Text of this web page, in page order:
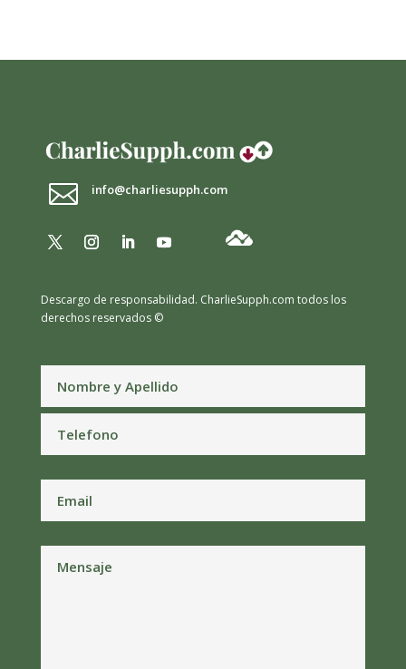
 info@charliesupph.com
Descargo de responsabilidad. CharlieSupph.com todos los
derechos reservados ©